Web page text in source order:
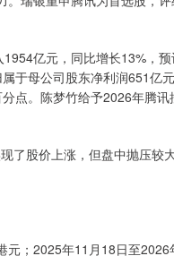
亿元，同比增长13%，预
于母公司股东净利润651亿
点。陈梦竹给予2026年腾讯
了股价上涨，但盘中抛压较
；2025年11月18日至2026